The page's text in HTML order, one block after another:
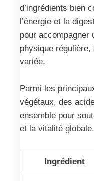
d’ingrédients bien
l’énergie et la
pour accompagner
physique
variée.
Parmi les
végétaux, des
ensemble pour
et la vitalité globale.
Ingrédient